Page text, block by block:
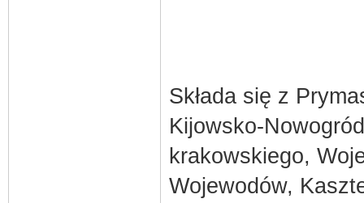
Składa się z
Kijowsko-
krakowskiego,
Wojewodów,